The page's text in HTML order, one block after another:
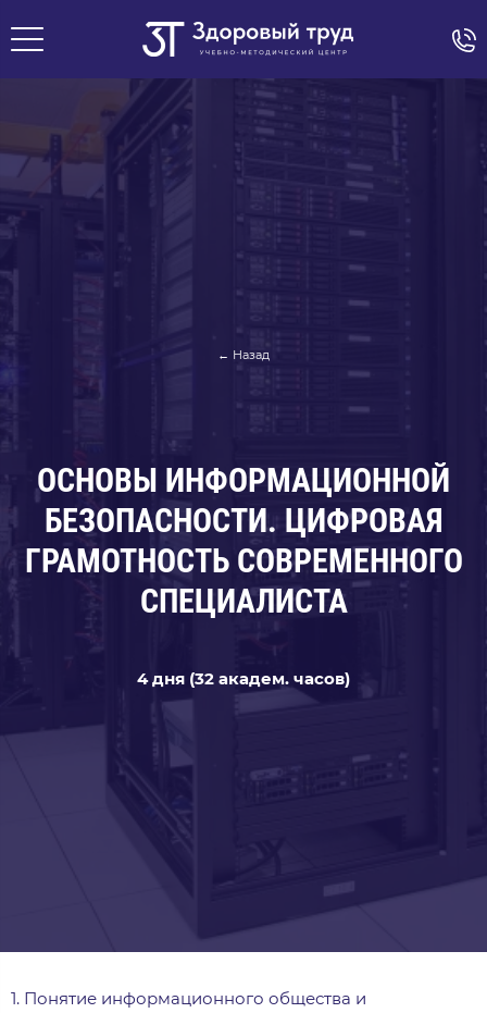
← Назад
ОСНОВЫ ИНФОРМАЦИОННОЙ
БЕЗОПАСНОСТИ. ЦИФРОВАЯ
ГРАМОТНОСТЬ СОВРЕМЕННОГО
СПЕЦИАЛИСТА
4 дня (32 академ. часов)
1. Понятие информационного общества и